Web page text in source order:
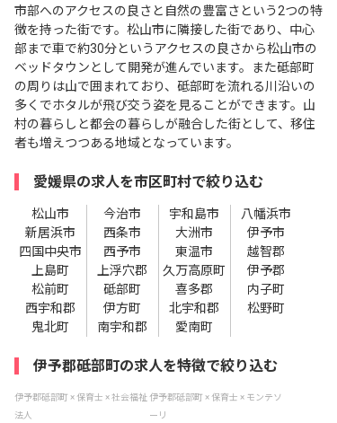
市部へのアクセスの良さと自然の豊富さという2つの特
徴を持った街です。松山市に隣接した街であり、中心
部まで車で約30分というアクセスの良さから松山市の
ベッドタウンとして開発が進んでいます。また砥部町
の周りは山で囲まれており、砥部町を流れる川沿いの
多くでホタルが飛び交う姿を見ることができます。山
村の暮らしと都会の暮らしが融合した街として、移住
者も増えつつある地域となっています。
愛媛県の求人を市区町村で絞り込む
松山市 今治市 宇和島市
八幡浜市
新居浜市
西条市 大洲市
伊予市
四国中央市
西予市 東温市
越智郡
上島町
上浮穴郡 久万高原町
伊予郡
松前町
砥部町 喜多郡
内子町
西宇和郡
伊方町 北宇和郡
松野町
鬼北町
南宇和郡 愛南町
伊予郡砥部町の求人を特徴で絞り込む
伊予郡砥部町 × 保育士 × 社会福祉
法人
伊予郡砥部町 × 保育士 × モンテソ
ーリ